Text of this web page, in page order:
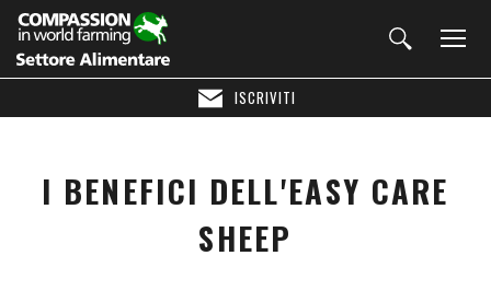
ISCRIVITI
I BENEFICI DELL'EASY CARE
SHEEP